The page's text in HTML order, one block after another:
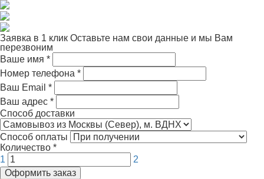
Заявка в 1 клик Оставьте нам свои данные и мы Вам
перезвоним
Ваше имя *
Номер телефона *
Ваш Email *
Ваш адрес *
Способ доставки
Способ оплаты
Количество *
1
2
Оформить заказ